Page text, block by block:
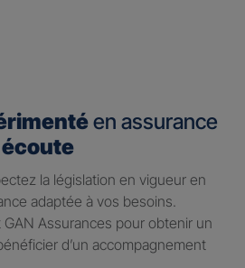
en assurance
la législation en vigueur en
adaptée à vos besoins.
Assurances pour obtenir un
d’un accompagnement